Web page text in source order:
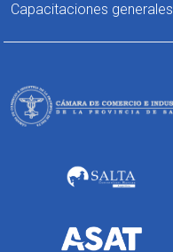
Capacitaciones generales